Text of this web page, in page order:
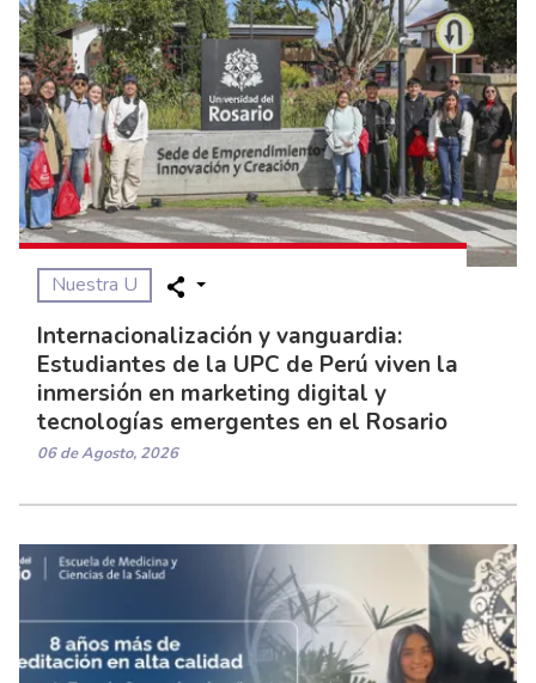
Nuestra U
Internacionalización y vanguardia:
Estudiantes de la UPC de Perú viven la
inmersión en marketing digital y
tecnologías emergentes en el Rosario
06 de Agosto, 2026